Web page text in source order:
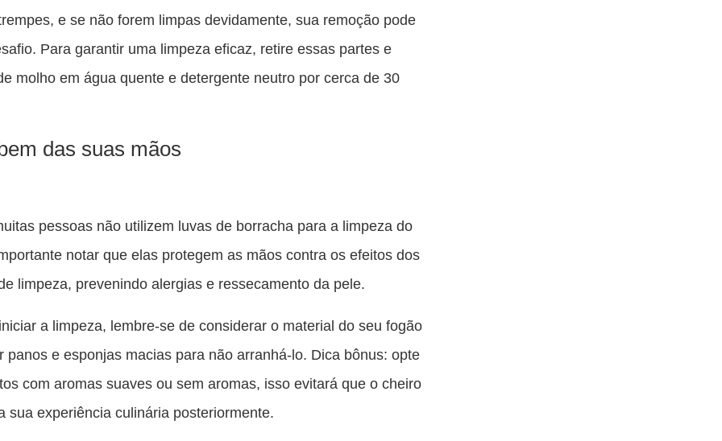
e se não forem limpas devidamente, sua remoção pode
Para garantir uma limpeza eficaz, retire essas partes e
molho em água quente e detergente neutro por cerca de 30
das suas mãos
pessoas não utilizem luvas de borracha para a limpeza do
notar que elas protegem as mãos contra os efeitos dos
limpeza, prevenindo alergias e ressecamento da pele.
a limpeza, lembre-se de considerar o material do seu fogão
panos e esponjas macias para não arranhá-lo. Dica bônus: opte
com aromas suaves ou sem aromas, isso evitará que o cheiro
sua experiência culinária posteriormente.